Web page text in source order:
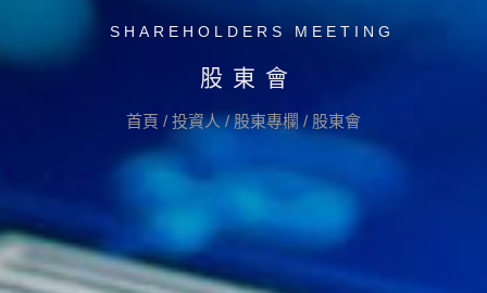
SHAREHOLDERS MEETING
股東會
首頁 / 投資人/ 股東專欄 / 股東會